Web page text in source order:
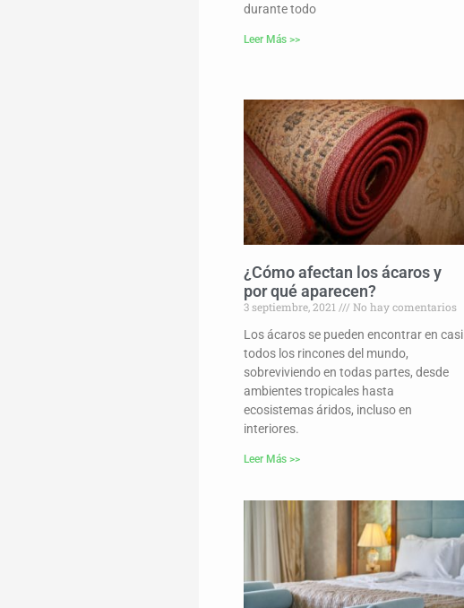
durante todo
Leer Más >>
¿Cómo afectan los ácaros y
por qué aparecen?
3 septiembre, 2021
No hay comentarios
Los ácaros se pueden encontrar en casi
todos los rincones del mundo,
sobreviviendo en todas partes, desde
ambientes tropicales hasta
ecosistemas áridos, incluso en
interiores.
Leer Más >>